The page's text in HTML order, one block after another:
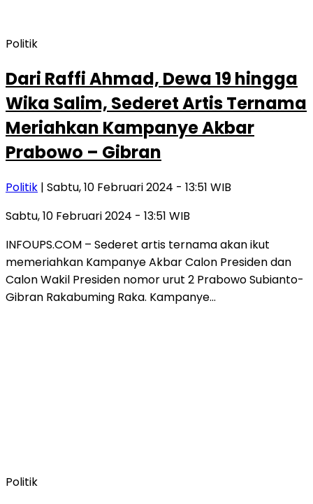
Politik
Dari Raffi Ahmad, Dewa 19 hingga
Wika Salim, Sederet Artis Ternama
Meriahkan Kampanye Akbar
Prabowo – Gibran
Politik | Sabtu, 10 Februari 2024 - 13:51 WIB
Sabtu, 10 Februari 2024 - 13:51 WIB
INFOUPS.COM – Sederet artis ternama akan ikut
memeriahkan Kampanye Akbar Calon Presiden dan
Calon Wakil Presiden nomor urut 2 Prabowo Subianto-
Gibran Rakabuming Raka. Kampanye…
Politik